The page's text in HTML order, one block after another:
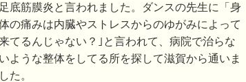
足底筋膜炎と言われました。ダンスの先生に「身
の痛みは内臓やストレスからのゆがみによって
てるんじゃない？｣と言われて、病院で治らな
いような整体をしてる所を探して滋賀から通いま
した。